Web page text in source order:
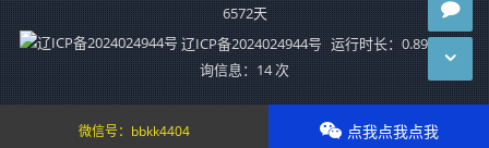
6572天
辽ICP备2024024944号 运行时长：0.899秒
询信息：14 次
微信号： bbkk4404 点我点我点我